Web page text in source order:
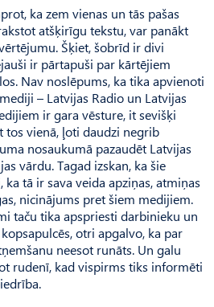
ka zem vienas un tās pašas
atšķirīgu tekstu, var panākt
Šķiet, šobrīd ir divi
ir pārtapuši par kārtējiem
Nav noslēpums, ka tika apvienoti
– Latvijas Radio un Latvijas
ir gara vēsture, it sevišķi
tos vienā, ļoti daudzi negrib
nosaukumā pazaudēt Latvijas
vārdu. Tagad izskan, ka šie
tā ir sava veida apziņas, atmiņas
nicinājums pret šiem medijiem.
taču tika apspriesti darbinieku un
otri apgalvo, ka par
neesot runāts. Un galu
rudenī, kad vispirms tiks informēti